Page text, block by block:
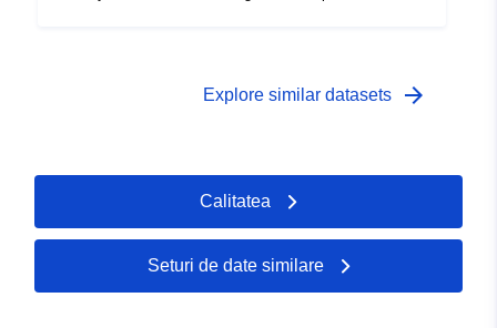
Explore similar datasets arrow_forward
Calitatea
Seturi de date similare